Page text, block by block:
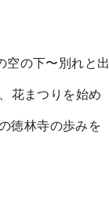
の下〜別れと出
花まつりを始め
徳林寺の歩みを